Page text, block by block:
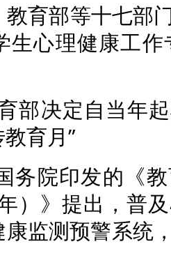
育部等十七部
生心理健康工
部决定自当年
育月”
务院印发的《
）》提出，普
监测预警系统